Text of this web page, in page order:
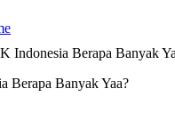
Indonesia Berapa Banyak
Berapa Banyak Yaa?